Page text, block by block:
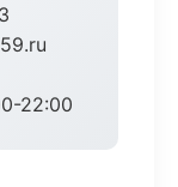
22:00